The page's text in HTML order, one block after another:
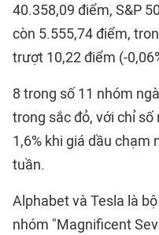
40.358,09 điểm, S&P
còn 5.555,74 điểm,
trượt 10,22 điểm (-
8 trong số 11 nhóm
trong sắc đỏ, với chỉ
1,6% khi giá dầu
tuần.
Alphabet và Tesla là
nhóm "Magnificent